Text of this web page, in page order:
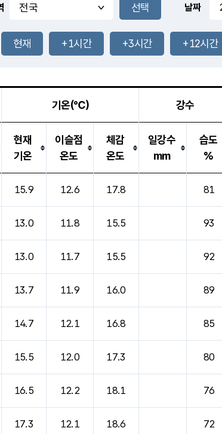
-mm
-mm
34.2
℃
35.4℃
2.5m/s
-mm
-mm
날짜
현재 +1시간 +3시간 +12시간
기온(℃) 강수
현재
기온
이슬점
온도
체감
온도
일강수
mm
습도
%
15.9 12.6 17.8 81
13.0 11.8 15.5 93
13.0 11.7 15.5 92
13.7 11.9 16.0 89
14.7 12.1 16.8 85
15.5 12.0 17.3 80
16.5 12.2 18.1 76
17.3 12.1 18.6 72